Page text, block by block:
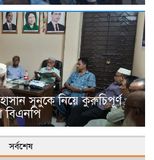
সুনুকে নিয়ে কুরুচিপূর্ণ
বিএনপি
সর্বশেষ